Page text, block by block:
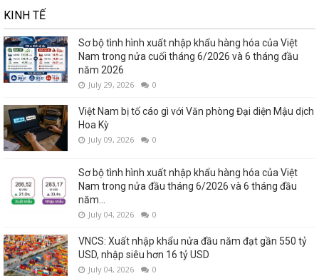
KINH TẾ
Sơ bộ tình hình xuất nhập khẩu hàng hóa của Việt
Nam trong nửa cuối tháng 6/2026 và 6 tháng đầu
năm 2026
July 29, 2026 0
Việt Nam bị tố cáo gì với Văn phòng Đại diện Mậu dịch
Hoa Kỳ
July 09, 2026 0
Sơ bộ tình hình xuất nhập khẩu hàng hóa của Việt
Nam trong nửa đầu tháng 6/2026 và 6 tháng đầu
năm...
July 04, 2026 0
VNCS: Xuất nhập khẩu nửa đầu năm đạt gần 550 tỷ
USD, nhập siêu hơn 16 tỷ USD
July 04, 2026 0